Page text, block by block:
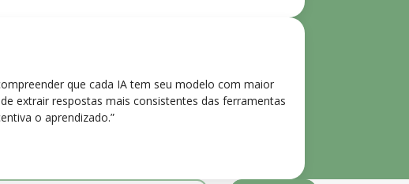
que cada IA tem seu modelo com maior
extrair respostas mais consistentes das ferramentas
o aprendizado.”